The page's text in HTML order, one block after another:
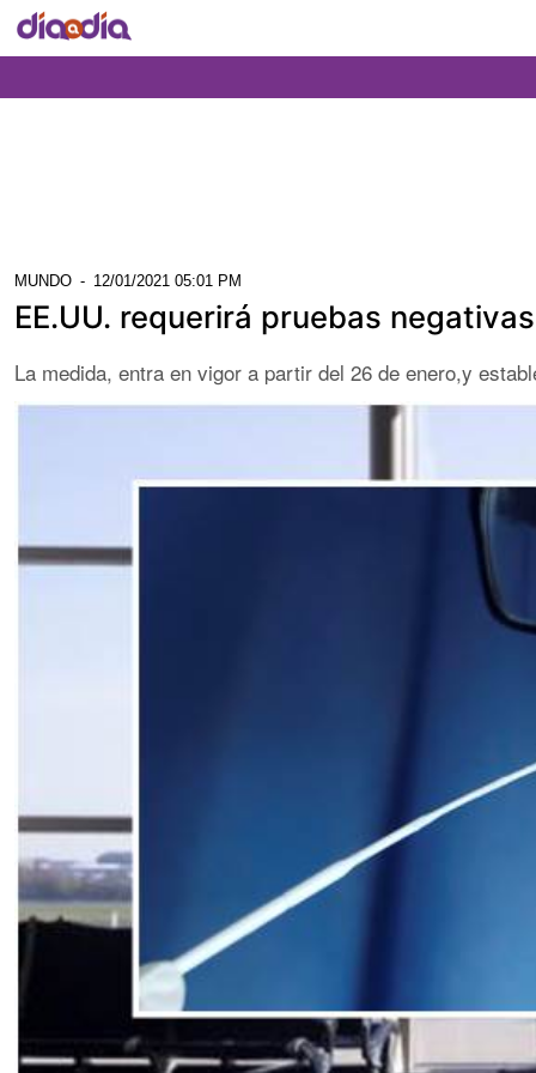
MUNDO - 12/01/2021 05:01 PM
EE.UU. requerirá pruebas
La medida, entra en vigor a partir del 26 de enero,y